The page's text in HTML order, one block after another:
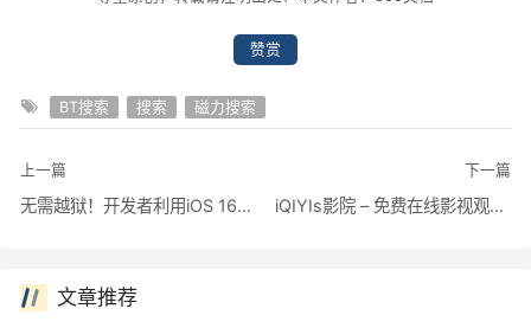
赞赏
BT搜索 搜索 磁力搜索
上一篇
无需越狱！开发者利用iOS 16漏洞修改iPhone字体
下一篇
iQIYIs影院 – 免费在线影视观看网站
文章推荐